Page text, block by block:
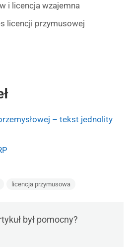
i licencja wzajemna
licencji przymusowej
– tekst jednolity
licencja przymusowa
był pomocny?